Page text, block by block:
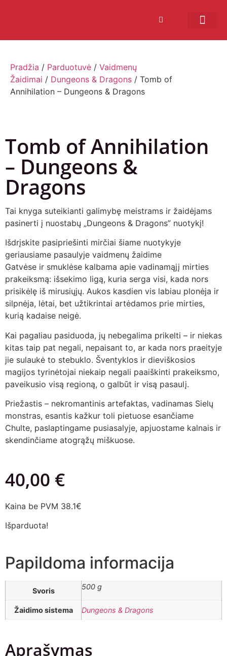
Pradžia / Parduotuvė / Vaidmenų
Žaidimai / Dungeons & Dragons / Tomb of
Annihilation – Dungeons & Dragons
Tomb of Annihilation
– Dungeons &
Dragons
Tai knyga suteikianti galimybę meistrams ir žaidėjams
pasinerti į nuostabų „Dungeons & Dragons” nuotykį!
Išdrįskite pasipriešinti mirčiai šiame nuotykyje
geriausiame pasaulyje vaidmenų žaidime
Gatvėse ir smuklėse kalbama apie vadinamąjį mirties
prakeiksmą: išsekimo ligą, kuria serga visi, kada nors
prisikėlę iš mirusiųjų. Aukos kasdien vis labiau plonėja ir
silpnėja, lėtai, bet užtikrintai artėdamos prie mirties,
kurią kadaise neigė.
Kai pagaliau pasiduoda, jų nebegalima prikelti – ir niekas
kitas taip pat negali, nepaisant to, ar kada nors praeityje
jie sulaukė to stebuklo. Šventyklos ir dieviškosios
magijos tyrinėtojai niekaip negali paaiškinti prakeiksmo,
paveikusio visą regioną, o galbūt ir visą pasaulį.
Priežastis – nekromantinis artefaktas, vadinamas Sielų
monstras, esantis kažkur toli pietuose esančiame
Chulte, paslaptingame pusiasalyje, apjuostame kalnais ir
skendinčiame atogrąžų miškuose.
40,00 €
Kaina be PVM 38.1€
Išparduota!
Papildoma informacija
Svoris 500 g
Žaidimo sistema Dungeons & Dragons
Aprašymas